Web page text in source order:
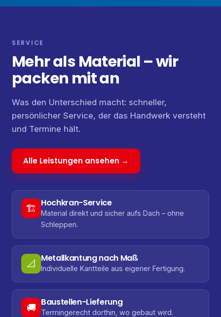
SERVICE
Mehr als Material – wir
packen mit an
Was den Unterschied macht: schneller,
persönlicher Service, der das Handwerk versteht
und Termine hält.
Alle Leistungen ansehen →
🏗️ Hochkran-Service
Material direkt und sicher aufs Dach – ohne
Schleppen.
📐 Metallkantung nach Maß
Individuelle Kantteile aus eigener Fertigung.
🚚 Baustellen-Lieferung
Termingerecht dorthin, wo gebaut wird.